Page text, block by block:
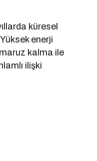
küresel
enerji
kalma ile
ilişki